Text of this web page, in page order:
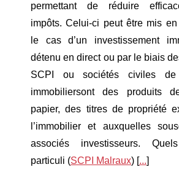
permettant de réduire
impôts. Celui-ci peut être mis
le cas d’un investissement
détenu en direct ou par le biais
SCPI ou sociétés civiles de
immobiliersont des produits
papier, des titres de propriété
l’immobilier et auxquelles
associés investisseurs.
particuli (SCPI Malraux) [...]